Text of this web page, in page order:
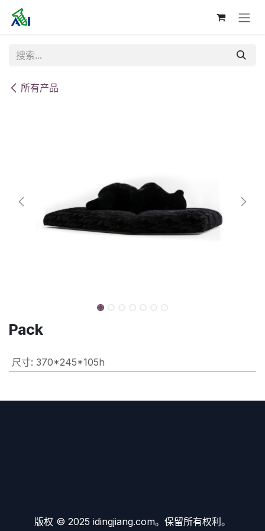
跳至内容
所有产品
Pack
尺寸: 370*245*105h
版权 © 2025 idingjiang.com。保留所有权利。